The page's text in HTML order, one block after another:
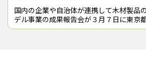
国内の企業や自治体が連携して木材製品
デル事業の成果報告会が３月７日に東京
木材輸出振興協会主催）。林野庁補助事